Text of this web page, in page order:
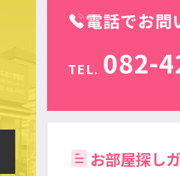
電話でお問
TEL. 082-
お部屋探し